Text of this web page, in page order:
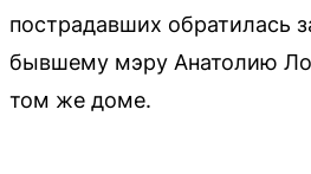
пострадавших обратилась
бывшему мэру Анатолию
том же доме.